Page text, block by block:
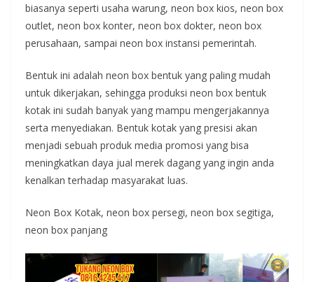
biasanya seperti usaha warung, neon box kios, neon box
outlet, neon box konter, neon box dokter, neon box
perusahaan, sampai neon box instansi pemerintah.
Bentuk ini adalah neon box bentuk yang paling mudah
untuk dikerjakan, sehingga produksi neon box bentuk
kotak ini sudah banyak yang mampu mengerjakannya
serta menyediakan. Bentuk kotak yang presisi akan
menjadi sebuah produk media promosi yang bisa
meningkatkan daya jual merek dagang yang ingin anda
kenalkan terhadap masyarakat luas.
Neon Box Kotak, neon box persegi, neon box segitiga,
neon box panjang